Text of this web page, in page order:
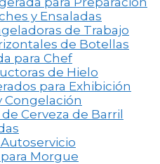
y Ensaladas
de Trabajo
de Botellas
para Chef
de Hielo
para Exhibición
Congelación
Cerveza de Barril
Morgue